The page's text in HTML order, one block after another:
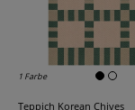
1 Farbe
Teppich Korean Chives